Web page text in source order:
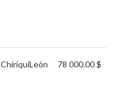
ChiriquíLeón 78 000.00 $